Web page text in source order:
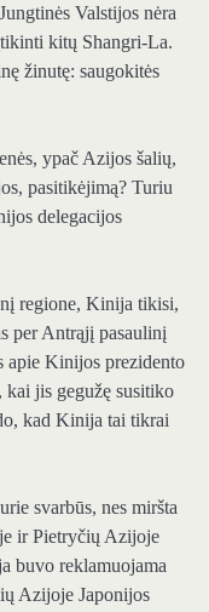
Valstijos nėra
kitų Shangri-La.
žinutę: saugokitės
ypač Azijos šalių,
pasitikėjimą? Turiu
delegacijos
regione, Kinija tikisi,
per Antrąjį pasaulinį
apie Kinijos prezidento
jis gegužę susitiko
kad Kinija tai tikrai
svarbūs, nes miršta
ir Pietryčių Azijoje
buvo reklamuojama
Azijoje Japonijos